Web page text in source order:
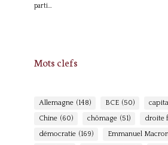
parti…
Mots clefs
Allemagne (148) BCE (50)
Chine (60) chômage (51) droite
démocratie (169) Emmanuel